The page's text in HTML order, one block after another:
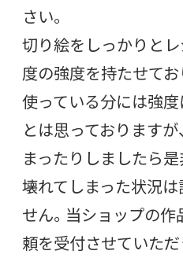
さい。
切り絵をしっかりと
度の強度を持たせて
使っている分には強
とは思っております
まったりしましたら是
壊れてしまった状況
せん。当ショップの
頼を受付させていただ